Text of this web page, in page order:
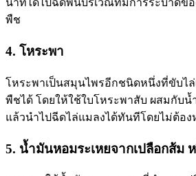
น้ำที่ได้ไปฉีดพ่นบริเวณที่มีการระบาดขอ
พืช
4. โหระพา
โหระพาเป็นสมุนไพรอีกชนิดหนึ่งที่ขับไล่
พืชได้ โดยให้ใช้ใบโหระพาสับ ผสมกับน้ำ
แล้วนำไปฉีดไล่แมลงได้ทันทีโดยไม่ต้อง
5. น้ำมันหอมระเหยจากเปลือกส้ม